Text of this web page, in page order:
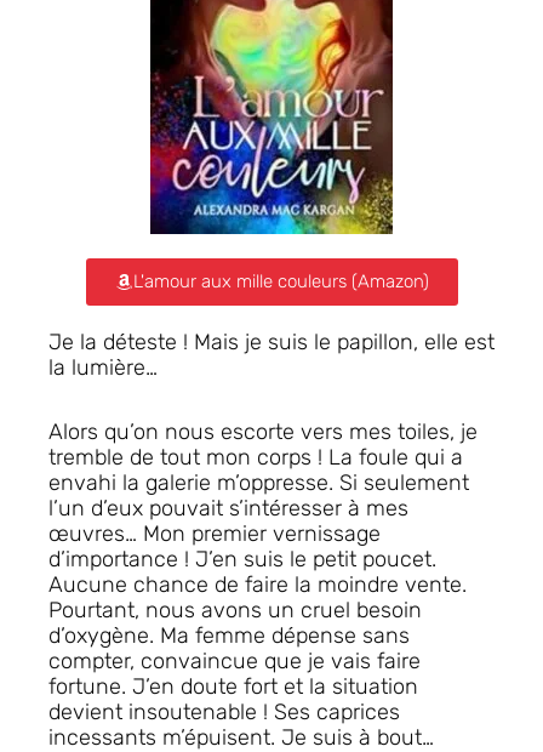
L'amour aux mille couleurs (Amazon)
Je la déteste ! Mais je suis le papillon, elle est
la lumière…
Alors qu’on nous escorte vers mes toiles, je
tremble de tout mon corps ! La foule qui a
envahi la galerie m’oppresse. Si seulement
l’un d’eux pouvait s’intéresser à mes
œuvres… Mon premier vernissage
d’importance ! J’en suis le petit poucet.
Aucune chance de faire la moindre vente.
Pourtant, nous avons un cruel besoin
d’oxygène. Ma femme dépense sans
compter, convaincue que je vais faire
fortune. J’en doute fort et la situation
devient insoutenable ! Ses caprices
incessants m’épuisent. Je suis à bout…